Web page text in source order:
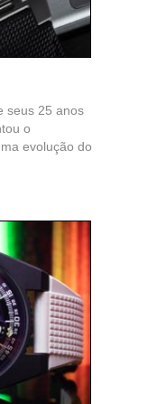
seus 25 anos
o
evolução do